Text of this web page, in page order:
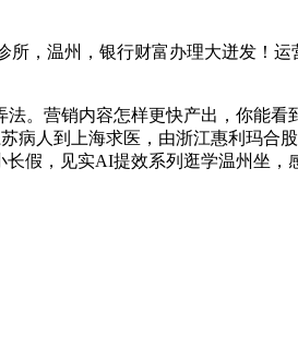
，温州，银行财富办理大迸发！
营销内容怎样更快产出，你能看
病人到上海求医，由浙江惠利玛合
假，见实AI提效系列逛学温州坐